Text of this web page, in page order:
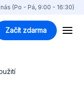
(Po - Pá, 9:00 - 16:30)
Začít zdarma